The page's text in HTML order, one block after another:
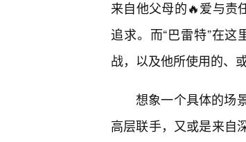
来自他父母的🔥爱与责
追求。而“巴雷特”在
战，以及他所使用的、
想象一个具体的场
高层联手，又或是来自